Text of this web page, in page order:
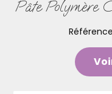
Pâte Polymère